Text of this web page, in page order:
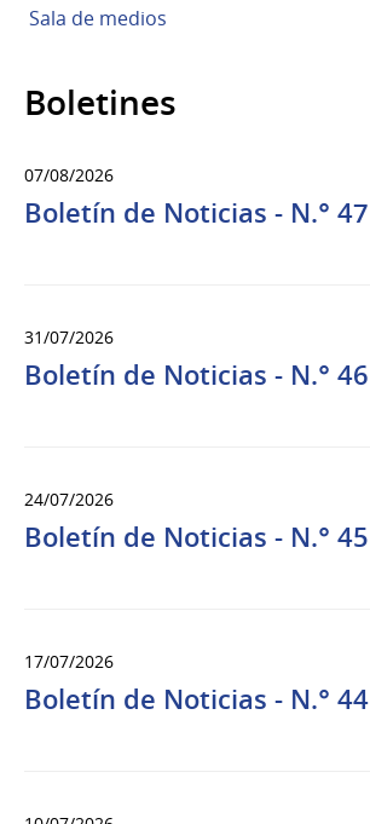
Sala de medios
Boletines
07/08/2026
Boletín de Noticias - N.° 47
31/07/2026
Boletín de Noticias - N.° 46
24/07/2026
Boletín de Noticias - N.° 45
17/07/2026
Boletín de Noticias - N.° 44